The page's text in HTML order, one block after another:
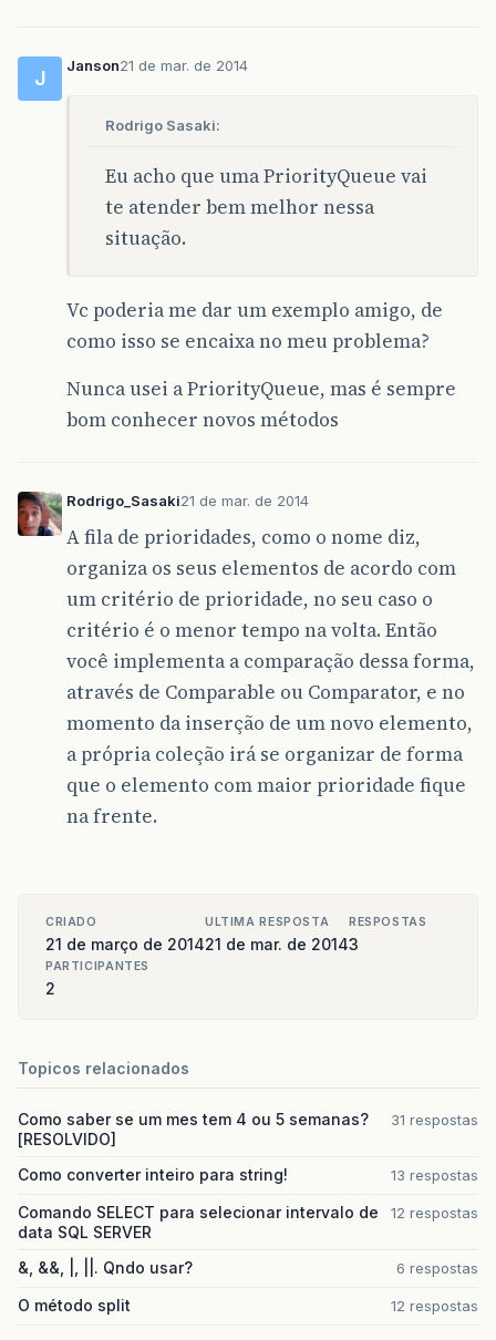
J
Janson21 de mar. de 2014
Rodrigo Sasaki:
Eu acho que uma PriorityQueue vai
te atender bem melhor nessa
situação.
Vc poderia me dar um exemplo amigo, de
como isso se encaixa no meu problema?
Nunca usei a PriorityQueue, mas é sempre
bom conhecer novos métodos
Rodrigo_Sasaki21 de mar. de 2014
A fila de prioridades, como o nome diz,
organiza os seus elementos de acordo com
um critério de prioridade, no seu caso o
critério é o menor tempo na volta. Então
você implementa a comparação dessa forma,
através de Comparable ou Comparator, e no
momento da inserção de um novo elemento,
a própria coleção irá se organizar de forma
que o elemento com maior prioridade fique
na frente.
CRIADO
21 de março de 2014
ULTIMA RESPOSTA
21 de mar. de 2014
RESPOSTAS
3
PARTICIPANTES
2
Topicos relacionados
Como saber se um mes tem 4 ou 5 semanas?
[RESOLVIDO]
31 respostas
Como converter inteiro para string! 13 respostas
Comando SELECT para selecionar intervalo de
data SQL SERVER
12 respostas
&, &&, |, ||. Qndo usar? 6 respostas
O método split 12 respostas